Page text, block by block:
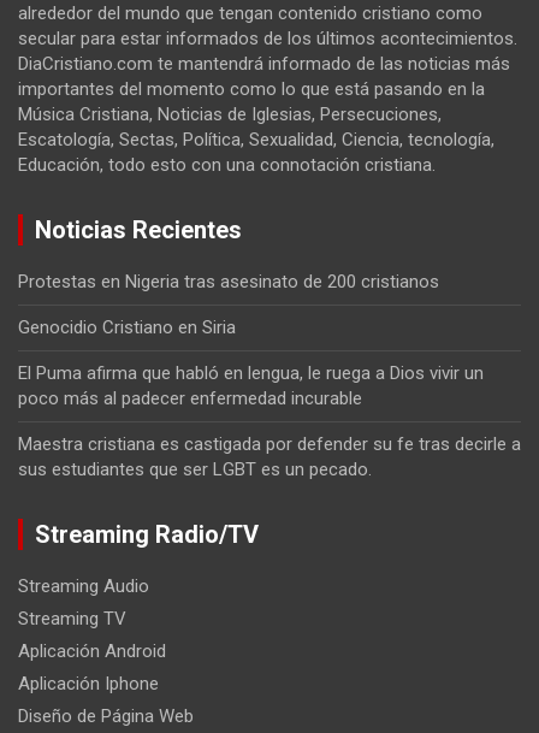
alrededor del mundo que tengan contenido cristiano como
secular para estar informados de los últimos acontecimientos.
DiaCristiano.com te mantendrá informado de las noticias más
importantes del momento como lo que está pasando en la
Música Cristiana, Noticias de Iglesias, Persecuciones,
Escatología, Sectas, Política, Sexualidad, Ciencia, tecnología,
Educación, todo esto con una connotación cristiana.
Noticias Recientes
Protestas en Nigeria tras asesinato de 200 cristianos
Genocidio Cristiano en Siria
El Puma afirma que habló en lengua, le ruega a Dios vivir un
poco más al padecer enfermedad incurable
Maestra cristiana es castigada por defender su fe tras decirle a
sus estudiantes que ser LGBT es un pecado.
Streaming Radio/TV
Streaming Audio
Streaming TV
Aplicación Android
Aplicación Iphone
Diseño de Página Web